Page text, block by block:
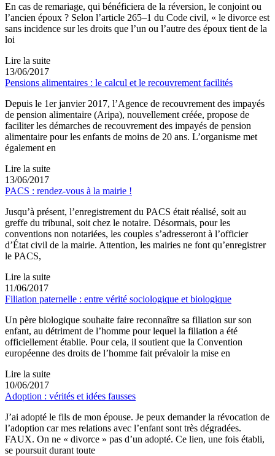
En cas de remariage, qui bénéficiera de la réversion, le conjoint ou
l’ancien époux ? Selon l’article 265–1 du Code civil, « le divorce est
sans incidence sur les droits que l’un ou l’autre des époux tient de la
loi
Lire la suite
13/06/2017
Pensions alimentaires : le calcul et le recouvrement facilités
Depuis le 1er janvier 2017, l’Agence de recouvrement des impayés
de pension alimentaire (Aripa), nouvellement créée, propose de
faciliter les démarches de recouvrement des impayés de pension
alimentaire pour les enfants de moins de 20 ans. L’organisme met
également en
Lire la suite
13/06/2017
PACS : rendez-vous à la mairie !
Jusqu’à présent, l’enregistrement du PACS était réalisé, soit au
greffe du tribunal, soit chez le notaire. Désormais, pour les
conventions non notariées, les couples s’adresseront à l’officier
d’État civil de la mairie. Attention, les mairies ne font qu’enregistrer
le PACS,
Lire la suite
11/06/2017
Filiation paternelle : entre vérité sociologique et biologique
Un père biologique souhaite faire reconnaître sa filiation sur son
enfant, au détriment de l’homme pour lequel la filiation a été
officiellement établie. Pour cela, il soutient que la Convention
européenne des droits de l’homme fait prévaloir la mise en
Lire la suite
10/06/2017
Adoption : vérités et idées fausses
J’ai adopté le fils de mon épouse. Je peux demander la révocation de
l’adoption car mes relations avec l’enfant sont très dégradées.
FAUX. On ne « divorce » pas d’un adopté. Ce lien, une fois établi,
se poursuit durant toute